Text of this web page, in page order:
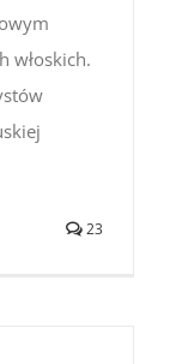
włoskich.
23